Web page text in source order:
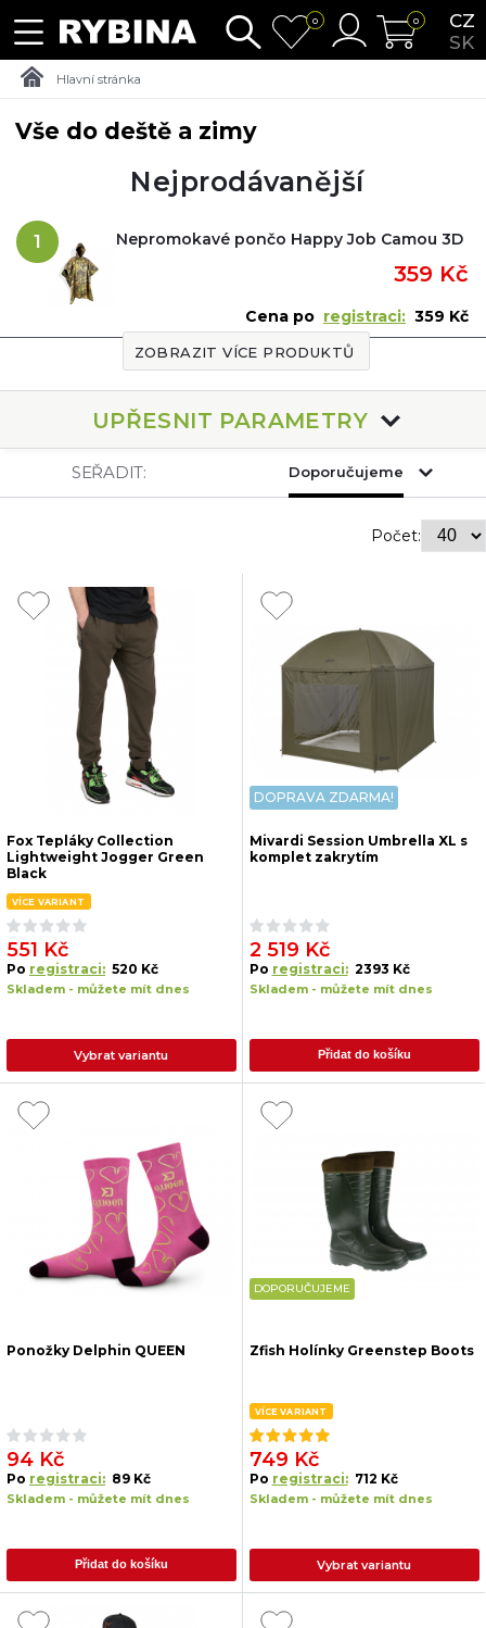
CZ
SK
0 0
Hlavní stránka
Vše do deště a zimy
Nejprodávanější
1 Nepromokavé pončo Happy Job Camou 3D
359 Kč
Cena po registraci: 359 Kč
ZOBRAZIT VÍCE PRODUKTŮ
UPŘESNIT PARAMETRY
SEŘADIT: Doporučujeme
Počet:
Fox Tepláky Collection
Lightweight Jogger Green
Black
VÍCE VARIANT
551 Kč
Po registraci: 520 Kč
Skladem - můžete mít dnes
Vybrat variantu
DOPRAVA ZDARMA!
Mivardi Session Umbrella XL s
komplet zakrytím
2 519 Kč
Po registraci: 2393 Kč
Skladem - můžete mít dnes
Přidat do košíku
Ponožky Delphin QUEEN
94 Kč
Po registraci: 89 Kč
Skladem - můžete mít dnes
Přidat do košíku
DOPORUČUJEME
Zfish Holínky Greenstep Boots
VÍCE VARIANT
749 Kč
Po registraci: 712 Kč
Skladem - můžete mít dnes
Vybrat variantu